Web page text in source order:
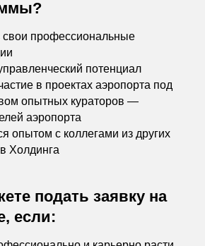
свои профессиональные
потенциал
в проектах аэропорта под
опытных кураторов —
аэропорта
опытом с коллегами из других
Холдинга
подать заявку на
если: